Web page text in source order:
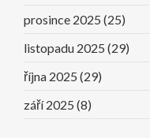
prosince 2025 (25)
listopadu 2025 (29)
října 2025 (29)
září 2025 (8)